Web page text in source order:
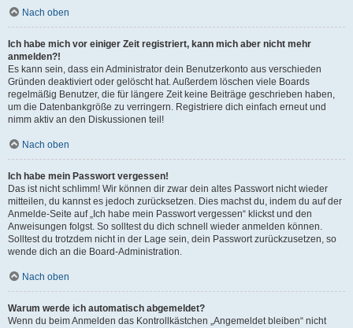
Nach oben
Ich habe mich vor einiger Zeit registriert, kann mich aber nicht mehr
anmelden?!
Es kann sein, dass ein Administrator dein Benutzerkonto aus verschieden
Gründen deaktiviert oder gelöscht hat. Außerdem löschen viele Boards
regelmäßig Benutzer, die für längere Zeit keine Beiträge geschrieben haben,
um die Datenbankgröße zu verringern. Registriere dich einfach erneut und
nimm aktiv an den Diskussionen teil!
Nach oben
Ich habe mein Passwort vergessen!
Das ist nicht schlimm! Wir können dir zwar dein altes Passwort nicht wieder
mitteilen, du kannst es jedoch zurücksetzen. Dies machst du, indem du auf der
Anmelde-Seite auf „Ich habe mein Passwort vergessen“ klickst und den
Anweisungen folgst. So solltest du dich schnell wieder anmelden können.
Solltest du trotzdem nicht in der Lage sein, dein Passwort zurückzusetzen, so
wende dich an die Board-Administration.
Nach oben
Warum werde ich automatisch abgemeldet?
Wenn du beim Anmelden das Kontrollkästchen „Angemeldet bleiben“ nicht